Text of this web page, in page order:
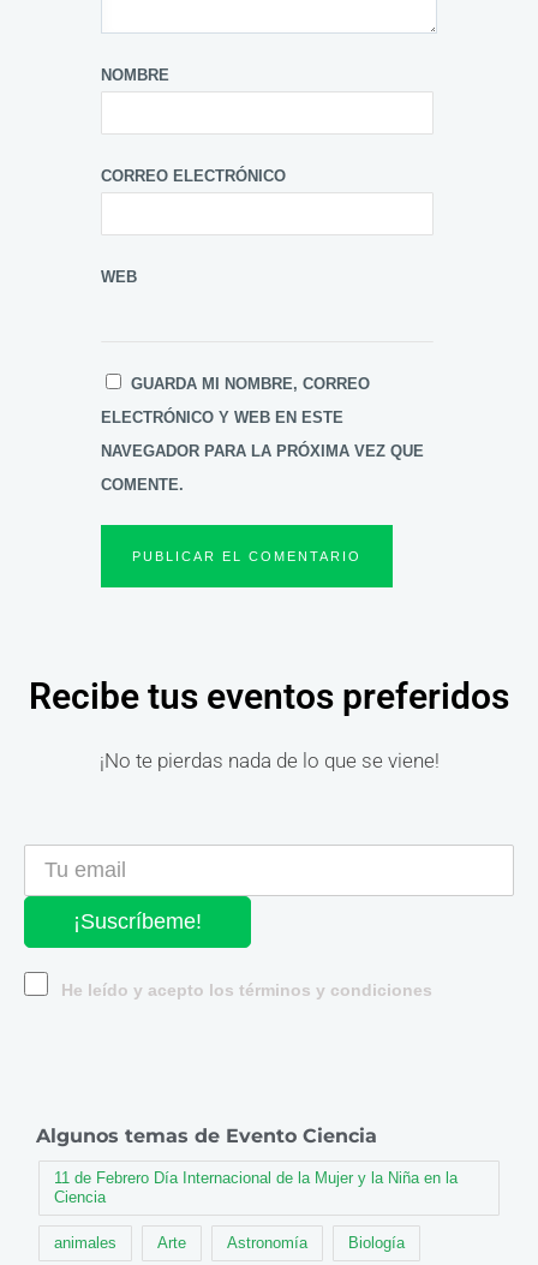
NOMBRE
CORREO ELECTRÓNICO
WEB
GUARDA MI NOMBRE, CORREO
ELECTRÓNICO Y WEB EN ESTE
NAVEGADOR PARA LA PRÓXIMA VEZ QUE
COMENTE.
Recibe tus eventos preferidos
¡No te pierdas nada de lo que se viene!
¡Suscríbeme!
He leído y acepto los términos y condiciones
Algunos temas de Evento Ciencia
11 de Febrero Día Internacional de la Mujer y la Niña en la
Ciencia
animales Arte Astronomía Biología